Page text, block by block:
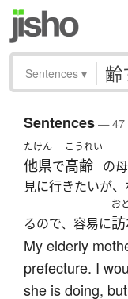
Sentences ▾
Sentences— 47
たけん
他県で
こうれい
高齢 の
見に行きたいが
るので、容易に
お
My elderly
prefecture. I
she is doing,